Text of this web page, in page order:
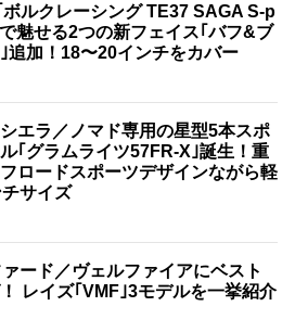
ボルクレーシング TE37 SAGA S-p
魅せる2つの新フェイス｢バフ&ブ
追加！18〜20インチをカバー
エラ／ノマド専用の星型5本スポ
｢グラムライツ57FR-X｣誕生！重
ロードスポーツデザインながら軽
サイズ
ード／ヴェルファイアにベスト
レイズ｢VMF｣3モデルを一挙紹介